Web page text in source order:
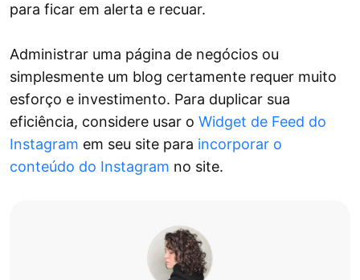
para ficar em alerta e recuar.
Administrar uma página de negócios ou
simplesmente um blog certamente requer muito
esforço e investimento. Para duplicar sua
eficiência, considere usar o Widget de Feed do
Instagram em seu site para incorporar o
conteúdo do Instagram no site.